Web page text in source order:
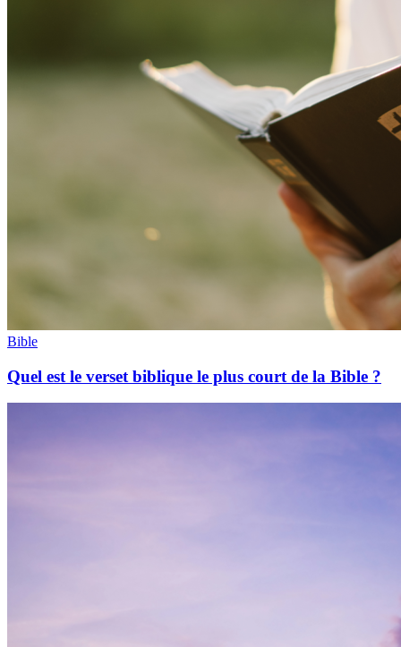
Bible
Quel est le verset biblique le plus court de la Bible ?